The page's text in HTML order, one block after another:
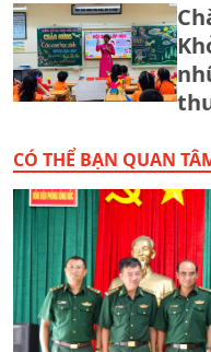
CÓ THỂ BẠN QUAN